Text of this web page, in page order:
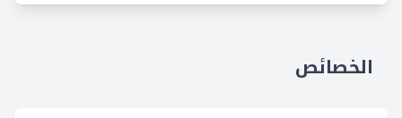
الخصائص